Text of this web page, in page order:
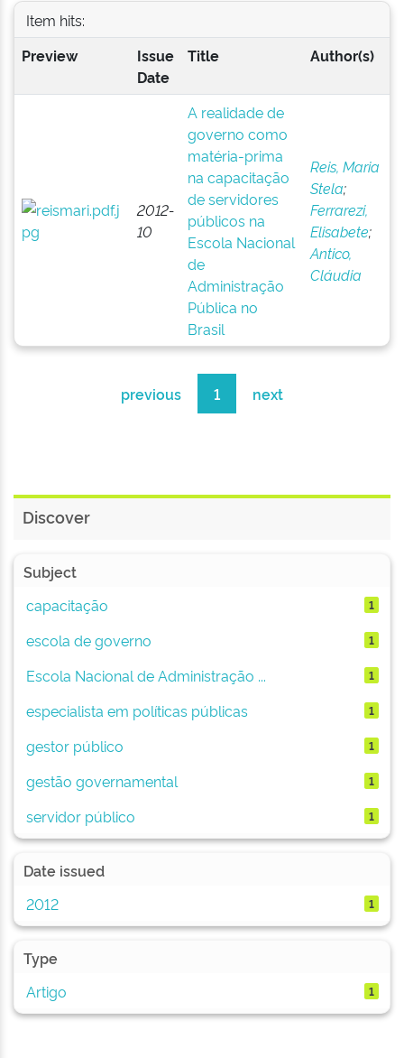
Item hits:
Preview
Issue
Date
Title Author(s)
2012-
10
A realidade de
governo como
matéria-prima
na capacitação
de servidores
públicos na
Escola Nacional
de
Administração
Pública no
Brasil
Reis, Maria
Stela;
Ferrarezi,
Elisabete;
Antico,
Cláudia
previous 1 next
Discover
Subject
capacitação
1
escola de governo 1
Escola Nacional de Administração ... 1
especialista em políticas públicas 1
gestor público 1
gestão governamental 1
servidor público 1
Date issued
2012
1
Type
Artigo
1